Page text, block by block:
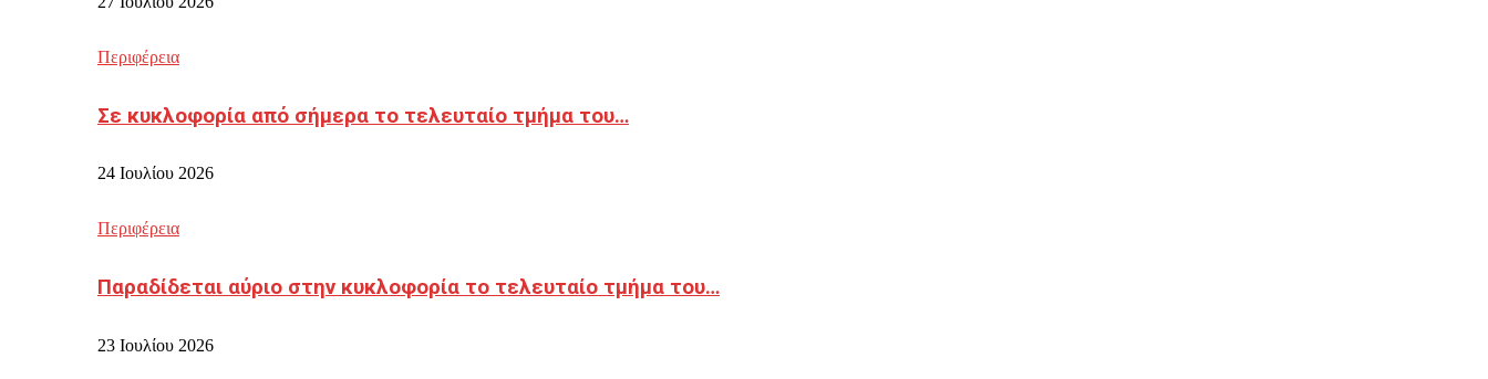
Περιφέρεια
Σε κυκλοφορία από σήμερα το τελευταίο τμήμα του…
24 Ιουλίου 2026
Περιφέρεια
Παραδίδεται αύριο στην κυκλοφορία το τελευταίο τμήμα του…
23 Ιουλίου 2026